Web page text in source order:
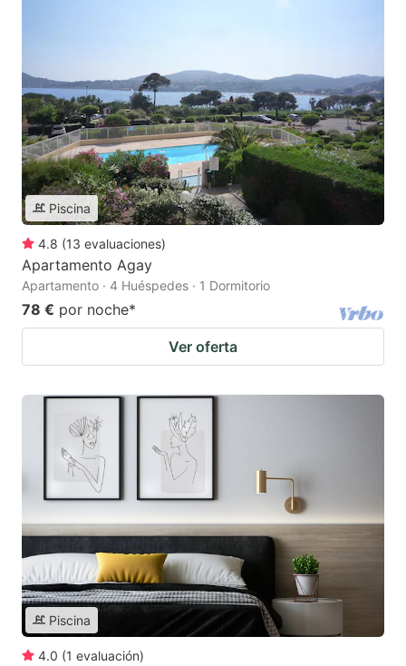
Piscina
4.8 (13 evaluaciones)
Apartamento Agay
Apartamento · 4 Huéspedes · 1 Dormitorio
78 € por noche*
Ver oferta
Piscina
4.0 (1 evaluación)